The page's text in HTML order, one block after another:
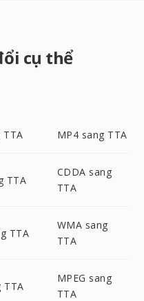
cụ thể
TTA MP4 sang TTA
TTA
CDDA sang
TTA
TTA
WMA sang
TTA
TTA
MPEG sang
TTA